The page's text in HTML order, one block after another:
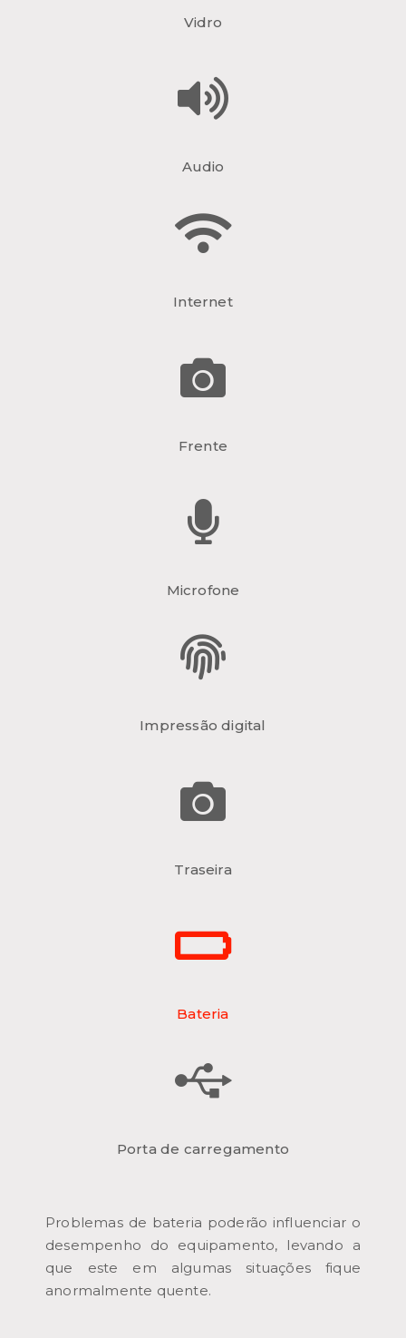
Vidro
Audio
Internet
Frente
Microfone
Impressão digital
Traseira
Bateria
Porta de carregamento
Problemas de bateria poderão influenciar o
desempenho do equipamento, levando a
que este em algumas situações fique
anormalmente quente.